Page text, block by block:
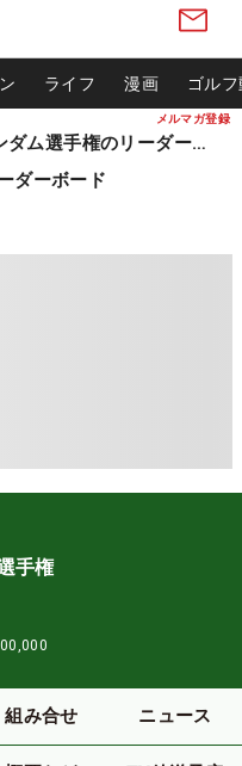
メルマガ登録
ライフ 漫画 ゴル
松山英樹ら出場 ウィンダム選手権のリーダーボード
ダーボード
手権
組み合せ ニュース